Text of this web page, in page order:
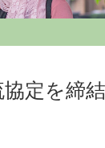
定を締